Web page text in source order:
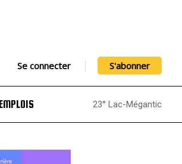
Se connecter S'abonner
EMPLOIS 23° Lac-Mégantic